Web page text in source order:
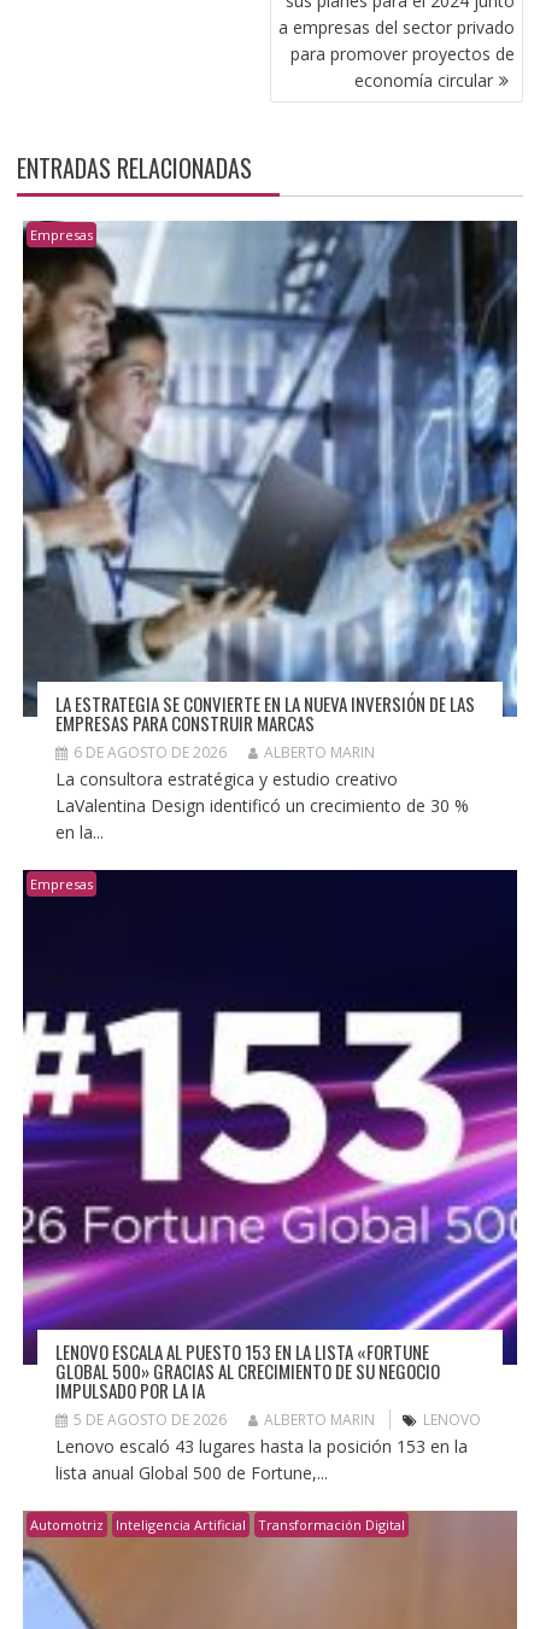
a empresas del sector privado
para promover proyectos de
economía circular
ENTRADAS RELACIONADAS
Empresas
LA ESTRATEGIA SE CONVIERTE EN LA NUEVA INVERSIÓN DE LAS
EMPRESAS PARA CONSTRUIR MARCAS
6 DE AGOSTO DE 2026 ALBERTO MARIN
La consultora estratégica y estudio creativo
LaValentina Design identificó un crecimiento de 30 %
en la...
Empresas
LENOVO ESCALA AL PUESTO 153 EN LA LISTA «FORTUNE
GLOBAL 500» GRACIAS AL CRECIMIENTO DE SU NEGOCIO
IMPULSADO POR LA IA
5 DE AGOSTO DE 2026 ALBERTO MARIN LENOVO
Lenovo escaló 43 lugares hasta la posición 153 en la
lista anual Global 500 de Fortune,...
Automotriz Inteligencia Artificial Transformación Digital